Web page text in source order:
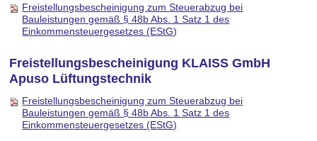
Freistellungsbescheinigung zum Steuerabzug bei
Bauleistungen gemäß § 48b Abs. 1 Satz 1 des
Einkommensteuergesetzes (EStG)
Freistellungsbescheinigung KLAISS GmbH
Apuso Lüftungstechnik
Freistellungsbescheinigung zum Steuerabzug bei
Bauleistungen gemäß § 48b Abs. 1 Satz 1 des
Einkommensteuergesetzes (EStG)